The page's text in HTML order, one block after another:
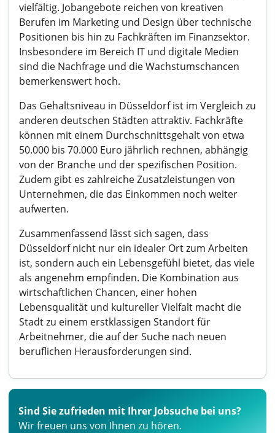
vielfältig. Jobangebote reichen von kreativen
Berufen im Marketing und Design über technische
Positionen bis hin zu Fachkräften im Finanzsektor.
Insbesondere im Bereich IT und digitale Medien
sind die Nachfrage und die Wachstumschancen
bemerkenswert hoch.
Das Gehaltsniveau in Düsseldorf ist im Vergleich zu
anderen deutschen Städten attraktiv. Fachkräfte
können mit einem Durchschnittsgehalt von etwa
50.000 bis 70.000 Euro jährlich rechnen, abhängig
von der Branche und der spezifischen Position.
Zudem gibt es zahlreiche Zusatzleistungen von
Unternehmen, die das Einkommen noch weiter
aufwerten.
Zusammenfassend lässt sich sagen, dass
Düsseldorf nicht nur ein idealer Ort zum Arbeiten
ist, sondern auch ein Lebensgefühl bietet, das viele
als angenehm empfinden. Die Kombination aus
wirtschaftlichen Chancen, einer hohen
Lebensqualität und kultureller Vielfalt macht die
Stadt zu einem erstklassigen Standort für
Arbeitnehmer, die auf der Suche nach neuen
beruflichen Herausforderungen sind.
Sind Sie zufrieden mit Ihrer Jobsuche bei uns?
Wir freuen uns von Ihnen zu hören.